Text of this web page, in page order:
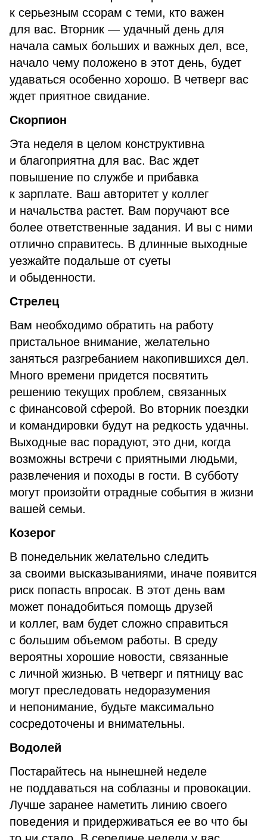
к серьезным ссорам с теми, кто важен
для вас. Вторник — удачный день для
начала самых больших и важных дел, все,
начало чему положено в этот день, будет
удаваться особенно хорошо. В четверг вас
ждет приятное свидание.
Скорпион
Эта неделя в целом конструктивна
и благоприятна для вас. Вас ждет
повышение по службе и прибавка
к зарплате. Ваш авторитет у коллег
и начальства растет. Вам поручают все
более ответственные задания. И вы с ними
отлично справитесь. В длинные выходные
уезжайте подальше от суеты
и обыденности.
Стрелец
Вам необходимо обратить на работу
пристальное внимание, желательно
заняться разгребанием накопившихся дел.
Много времени придется посвятить
решению текущих проблем, связанных
с финансовой сферой. Во вторник поездки
и командировки будут на редкость удачны.
Выходные вас порадуют, это дни, когда
возможны встречи с приятными людьми,
развлечения и походы в гости. В субботу
могут произойти отрадные события в жизни
вашей семьи.
Козерог
В понедельник желательно следить
за своими высказываниями, иначе появится
риск попасть впросак. В этот день вам
может понадобиться помощь друзей
и коллег, вам будет сложно справиться
с большим объемом работы. В среду
вероятны хорошие новости, связанные
с личной жизнью. В четверг и пятницу вас
могут преследовать недоразумения
и непонимание, будьте максимально
сосредоточены и внимательны.
Водолей
Постарайтесь на нынешней неделе
не поддаваться на соблазны и провокации.
Лучше заранее наметить линию своего
поведения и придерживаться ее во что бы